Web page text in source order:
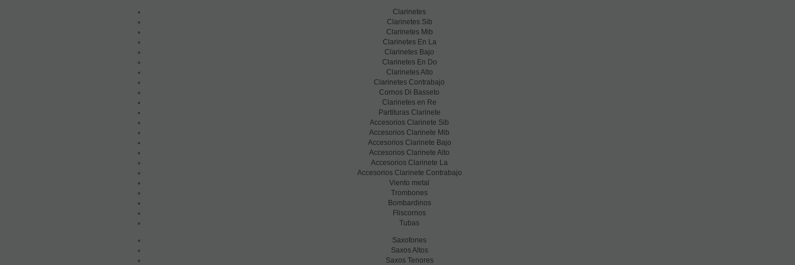
Clarinetes
Clarinetes Sib
Clarinetes Mib
Clarinetes En La
Clarinetes Bajo
Clarinetes En Do
Clarinetes Alto
Clarinetes Contrabajo
Cornos Di Basseto
Clarinetes en Re
Partituras Clarinete
Accesorios Clarinete Sib
Accesorios Clarinete Mib
Accesorios Clarinete Bajo
Accesorios Clarinete Alto
Accesorios Clarinete La
Accesorios Clarinete Contrabajo
Viento metal
Trombones
Bombardinos
Fliscornos
Tubas
Saxofones
Saxos Altos
Saxos Tenores